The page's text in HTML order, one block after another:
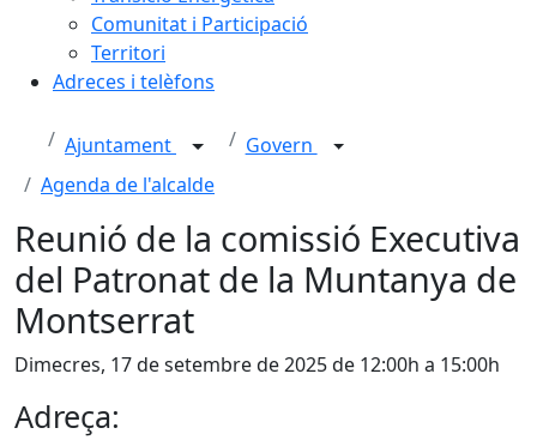
Comunitat i Participació
Territori
Adreces i telèfons
Ajuntament
Govern
Agenda de l'alcalde
Reunió de la comissió Executiva
del Patronat de la Muntanya de
Montserrat
Dimecres, 17 de setembre de 2025 de 12:00h a 15:00h
Adreça: